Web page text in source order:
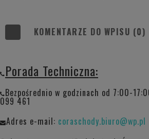
KOMENTARZE DO WPISU (0)
Porada Techniczna:
Bezpośrednio w godzinach od 7:00-
099 461
Adres e-mail: coraschody.biuro@wp.pl